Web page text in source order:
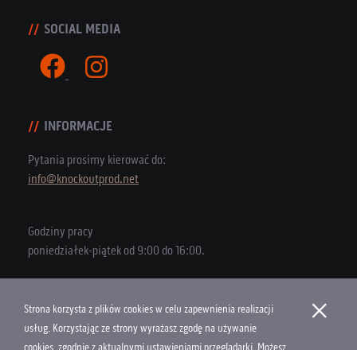
SOCIAL MEDIA
INFORMACJE
Pytania prosimy kierować do:
info@knockoutprod.net
Godziny pracy
poniedziałek-piątek od 9:00 do 16:00.
Copyright © 2026 Knock Out Productions
Strona korzysta z plików cookies w celu zapewnienia realizacji
usług. Korzystając ze strony wyrażasz zgodę na używanie
cookies, zgodnie z aktualnymi ustawieniami przeglądarki. Możesz
×